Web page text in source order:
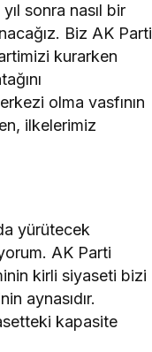
sonra nasıl bir
Biz AK Parti
kurarken
olma vasfının
ilkelerimiz
yürütecek
AK Parti
kirli siyaseti bizi
aynasıdır.
kapasite